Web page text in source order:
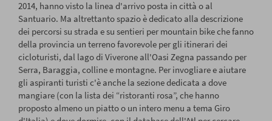
2014, hanno visto la linea d'arrivo posta in città o al
Santuario. Ma altrettanto spazio è dedicato alla descrizione
dei percorsi su strada e su sentieri per mountain bike che fanno
della provincia un terreno favorevole per gli itinerari dei
cicloturisti, dal lago di Viverone all'Oasi Zegna passando per
Serra, Baraggia, colline e montagne. Per invogliare e aiutare
gli aspiranti turisti c'è anche la sezione dedicata a dove
mangiare (con la lista dei “ristoranti rosa”, che hanno
proposto almeno un piatto o un intero menu a tema Giro